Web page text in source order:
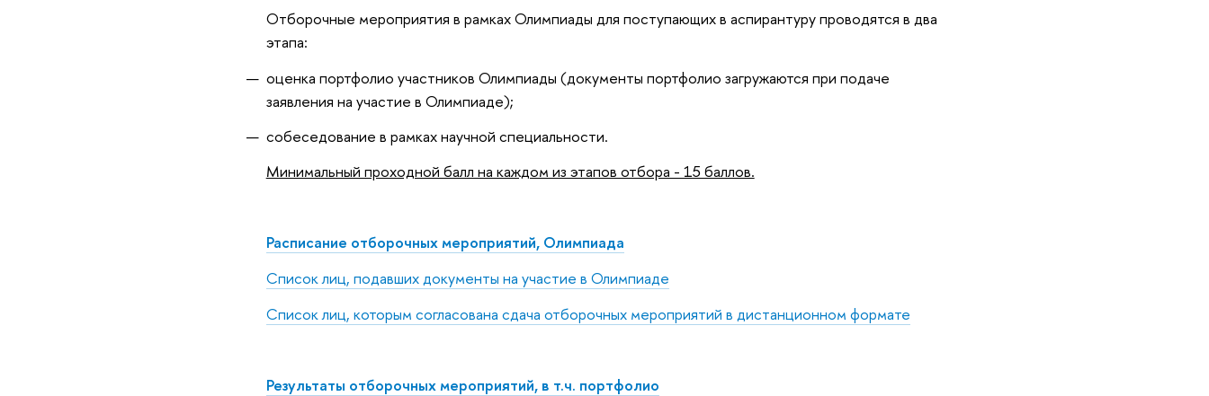
Отборочные мероприятия в рамках Олимпиады для поступающих в аспирантуру проводятся в два
этапа:
оценка портфолио участников Олимпиады (документы портфолио загружаются при подаче
заявления на участие в Олимпиаде);
собеседование в рамках научной специальности.
Минимальный проходной балл на каждом из этапов отбора - 15 баллов.
Расписание отборочных мероприятий, Олимпиада
Список лиц, подавших документы на участие в Олимпиаде
Список лиц, которым согласована сдача отборочных мероприятий в дистанционном формате
Результаты отборочных мероприятий, в т.ч. портфолио